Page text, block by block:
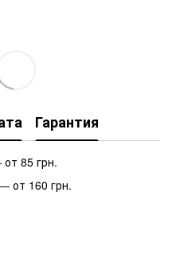
Гарантия
85 грн.
от 160 грн.